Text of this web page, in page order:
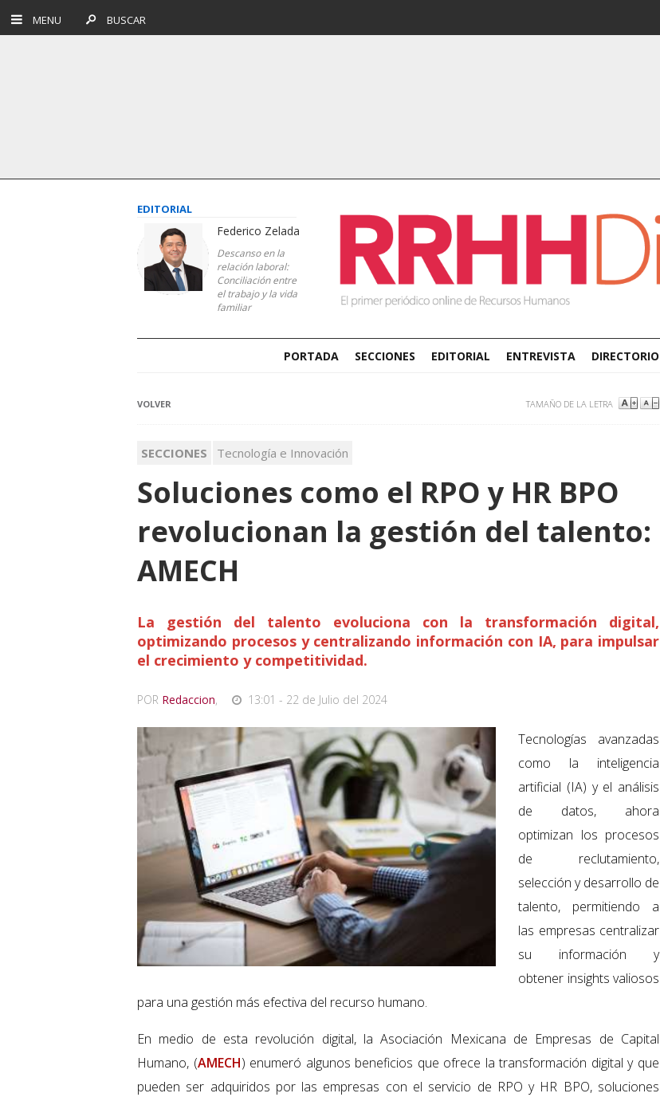
MENU BUSCAR
EDITORIAL
Federico Zelada
Descanso en la
relación laboral:
Conciliación entre
el trabajo y la vida
familiar
PORTADA SECCIONES EDITORIAL ENTREVISTA DIRECTORIO
VOLVER TAMAÑO DE LA LETRA
SECCIONES Tecnología e Innovación
Soluciones como el RPO y HR BPO
revolucionan la gestión del talento:
AMECH
La gestión del talento evoluciona con la transformación digital,
optimizando procesos y centralizando información con IA, para impulsar
el crecimiento y competitividad.
POR Redaccion, 13:01 - 22 de Julio del 2024
Tecnologías avanzadas
como la inteligencia
artificial (IA) y el análisis
de datos, ahora
optimizan los procesos
de reclutamiento,
selección y desarrollo de
talento, permitiendo a
las empresas centralizar
su información y
obtener insights valiosos
para una gestión más efectiva del recurso humano.
En medio de esta revolución digital, la Asociación Mexicana de Empresas de Capital
Humano, (AMECH) enumeró algunos beneficios que ofrece la transformación digital y que
pueden ser adquiridos por las empresas con el servicio de RPO y HR BPO, soluciones